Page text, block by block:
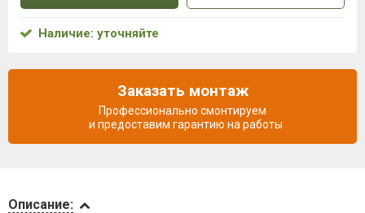
Описание:
Наличие: уточняйте
Заказать монтаж
Профессионально смонтируем
и предоставим гарантию на работы